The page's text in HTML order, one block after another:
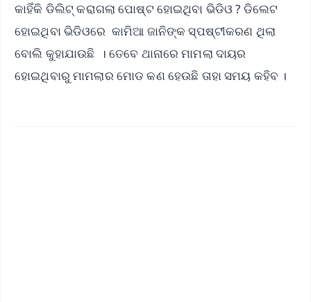
କାହିଁକି ଡିଲିଟ୍ କରାଗଲା ପୋଷ୍ଟ ହୋଇଥିବା ଭିଡିଓ ? ଡିଲେଟ
ହୋଇଥିବା ଭିଡିଓରେ କାମିଆ ଜାନିଙ୍କ ସ୍ପଷ୍ଟୀକରଣ ଥିଲା
ବୋଲି କୁହାଯାଉଛି । ତେବେ ଥାନାରେ ମାମଲା ଦାୟର
ହୋଇଥିବାରୁ ମାମଲାର ମୋଡ କଣ ହେଉଛି ତାହା ସମୟ କହିବ ।